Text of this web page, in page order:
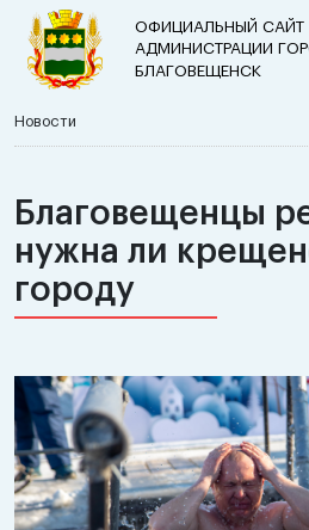
ОФИЦИАЛЬНЫЙ САЙТ
АДМИНИСТРАЦИИ
БЛАГОВЕЩЕНСК
Новости
Благовещенцы
нужна ли
городу